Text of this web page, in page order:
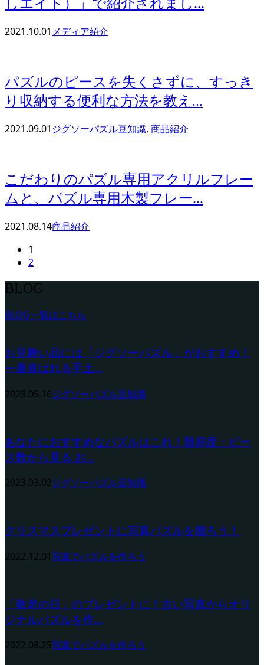
しエイト）」で紹介されまし...
2021.10.01 メディア紹介
パズルのピースを失くさずに、すっき
り収納する便利な方法を教え...
2021.09.01 ジグソーパズル豆知識, 商品紹介
こだわりのパズル専用アクリルフレー
ムと、パズル専用木製フレー...
2021.08.14商品紹介
1
2
BLOG
BLOG一覧はこちら
お見舞い品には「ジグソーパズル」がおすすめ！
一番喜ばれる手土...
2023.05.16ジグソーパズル豆知識
あなたにおすすめなパズルはこれ！難易度・ピー
ス数から見る お...
2023.03.02ジグソーパズル豆知識
クリスマスプレゼントに写真パズルを贈ろう！
2022.12.01写真でパズルを作ろう
「敬老の日」のプレゼントに！古い写真からオリ
ジナルパズルを作...
2022.08.25写真でパズルを作ろう